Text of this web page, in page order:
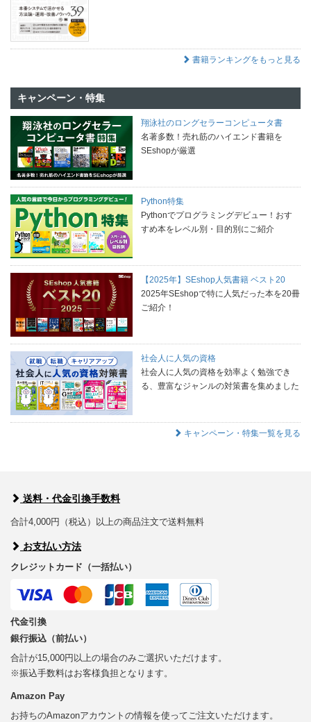
書籍ランキングをもっと見る
キャンペーン・特集
翔泳社のロングセラーコンピュータ書
名著多数！売れ筋のハイエンド書籍を
SEshopが厳選
Python特集
Pythonでプログラミングデビュー！おす
すめ本をレベル別・目的別にご紹介
【2025年】SEshop人気書籍 ベスト20
2025年SEshopで特に人気だった本を20冊
ご紹介！
社会人に人気の資格
社会人に人気の資格を効率よく勉強でき
る、豊富なジャンルの対策書を集めました
キャンペーン・特集一覧を見る
送料・代金引換手数料
合計4,000円（税込）以上の商品注文で送料無料
お支払い方法
クレジットカード（一括払い）
代金引換
銀行振込（前払い）
合計が15,000円以上の場合のみご選択いただけます。
※振込手数料はお客様負担となります。
Amazon Pay
お持ちのAmazonアカウントの情報を使ってご注文いただけます。